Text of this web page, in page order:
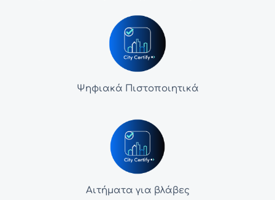
Ψηφιακά Πιστοποιητικά
Αιτήματα για βλάβες